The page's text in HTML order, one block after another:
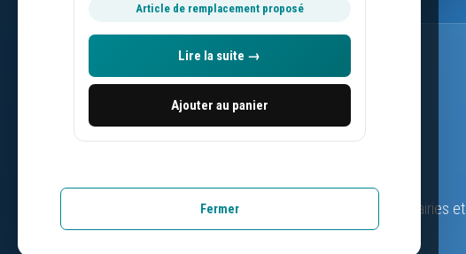
Article de remplacement proposé
Lire la suite →
Ajouter au panier
Fermer
C2M Avignon
ZI de Fontcouverte
Site dédié aux particuliers, professionnels, collectivités, mairies et
écoles.